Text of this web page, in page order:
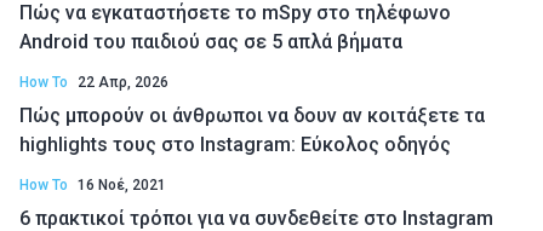
Πώς να εγκαταστήσετε το mSpy στο τηλέφωνο
Android του παιδιού σας σε 5 απλά βήματα
How To 22 Απρ, 2026
Πώς μπορούν οι άνθρωποι να δουν αν κοιτάξετε τα
highlights τους στο Instagram: Εύκολος οδηγός
How To 16 Νοέ, 2021
6 πρακτικοί τρόποι για να συνδεθείτε στο Instagram